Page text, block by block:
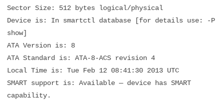
Sector Size: 512 bytes logical/physical
Device is: In smartctl database [for details use: -P
show]
ATA Version is: 8
ATA Standard is: ATA-8-ACS revision 4
Local Time is: Tue Feb 12 08:41:30 2013 UTC
SMART support is: Available — device has SMART
capability.